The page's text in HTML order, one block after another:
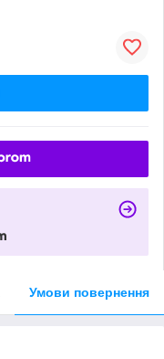
Умови повернення